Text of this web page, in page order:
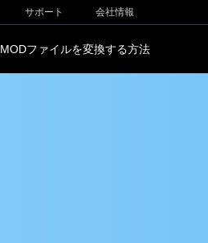
会社情報
サポート
MODファイルを変換する方法